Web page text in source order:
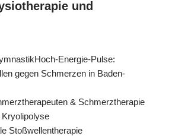
und
Energie-Pulse:
gegen Schmerzen in Baden-
& Schmerztherapie
Stoßwellentherapie